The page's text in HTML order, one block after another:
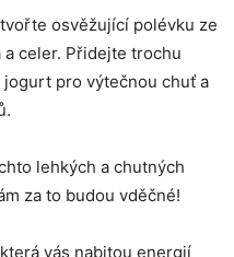
osvěžující polévku ze
celer.‍ Přidejte trochu
pro výtečnou chuť‍ a
lehkých a chutných
za to budou ⁤vděčné!